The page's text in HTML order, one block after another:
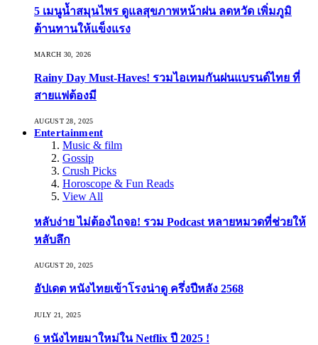
5 เมนูน้ำสมุนไพร ดูแลสุขภาพหน้าฝน ลดหวัด เพิ่มภูมิ
ต้านทานให้แข็งแรง
MARCH 30, 2026
Rainy Day Must-Haves! รวมไอเทมกันฝนแบรนด์ไทย ที่
สายแฟต้องมี
AUGUST 28, 2025
Entertainment
Music & film
Gossip
Crush Picks
Horoscope & Fun Reads
View All
หลับง่าย ไม่ต้องไถจอ! รวม Podcast หลายหมวดที่ช่วยให้
หลับลึก
AUGUST 20, 2025
อัปเดต หนังไทยเข้าโรงน่าดู ครึ่งปีหลัง 2568
JULY 21, 2025
6 หนังไทยมาใหม่ใน Netflix ปี 2025 !